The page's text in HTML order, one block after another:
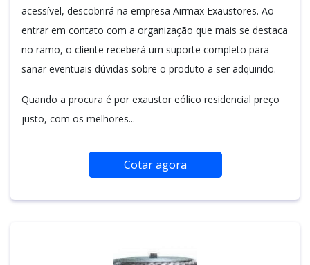
acessível, descobrirá na empresa Airmax Exaustores. Ao
entrar em contato com a organização que mais se destaca
no ramo, o cliente receberá um suporte completo para
sanar eventuais dúvidas sobre o produto a ser adquirido.
Quando a procura é por exaustor eólico residencial preço
justo, com os melhores...
Cotar agora